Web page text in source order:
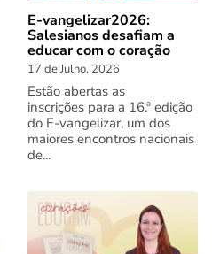
E-vangelizar2026:
Salesianos desafiam a
educar com o coração
17 de Julho, 2026
Estão abertas as
inscrições para a 16.ª edição
do E-vangelizar, um dos
maiores encontros nacionais
de...